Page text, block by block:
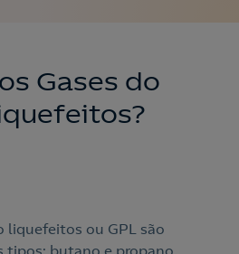
Gases do
liquefeitos ou GPL são
tipos: butano e propano.